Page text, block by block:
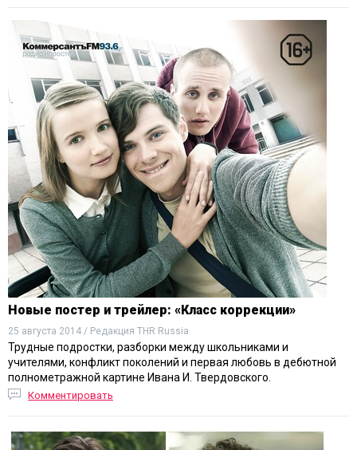
Новые постер и трейлер: «Класс коррекции»
25 августа 2014 / Редакция THR Russia
Трудные подростки, разборки между школьниками и
учителями, конфликт поколений и первая любовь в дебютной
полнометражной картине Ивана И. Твердовского.
Комментировать